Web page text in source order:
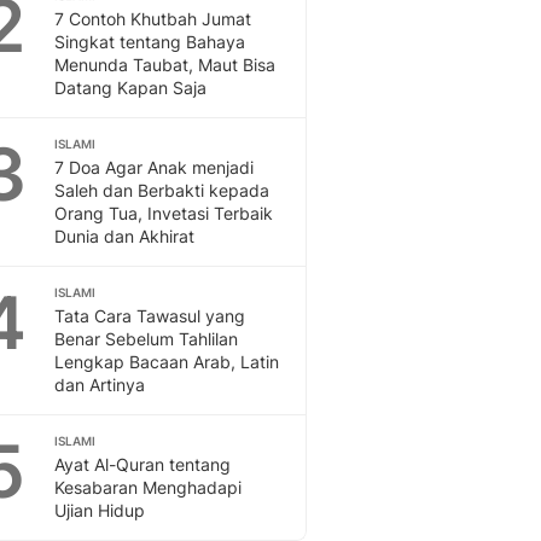
7 Contoh Khutbah Jumat
Singkat tentang Bahaya
Menunda Taubat, Maut Bisa
Datang Kapan Saja
ISLAMI
7 Doa Agar Anak menjadi
Saleh dan Berbakti kepada
Orang Tua, Invetasi Terbaik
Dunia dan Akhirat
ISLAMI
Tata Cara Tawasul yang
Benar Sebelum Tahlilan
Lengkap Bacaan Arab, Latin
dan Artinya
ISLAMI
Ayat Al-Quran tentang
Kesabaran Menghadapi
Ujian Hidup